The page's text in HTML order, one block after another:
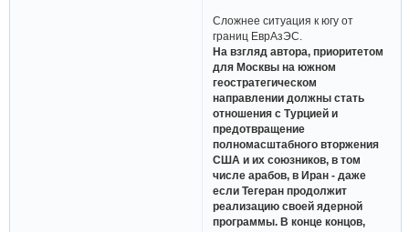
Сложнее ситуация к югу от
границ ЕврАзЭС.
На взгляд автора, приоритетом
для Москвы на южном
геостратегическом
направлении должны стать
отношения с Турцией и
предотвращение
полномасштабного вторжения
США и их союзников, в том
числе арабов, в Иран - даже
если Тегеран продолжит
реализацию своей ядерной
программы. В конце концов,